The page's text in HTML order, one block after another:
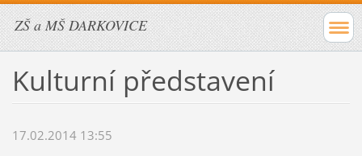
ZŠ a MŠ DARKOVICE
Kulturní představení
17.02.2014 13:55